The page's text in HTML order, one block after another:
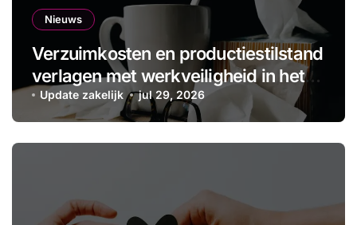
Nieuws
Verzuimkosten en productiestilstand
verlagen met werkveiligheid in het
MKB
Update zakelijk jul 29, 2026